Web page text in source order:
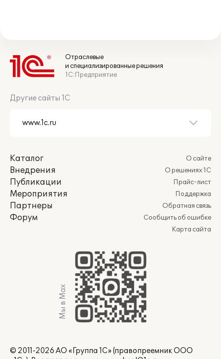
Отраслевые
и специализированные решения
1С:Предприятие
Другие сайты 1С
Каталог
Внедрения
Публикации
Мероприятия
Партнеры
Форум
О сайте
О решениях 1С
Прайс-лист
Поддержка
Обратная связь
Сообщить об ошибке
Карта сайта
Мы в Max
© 2011-2026 АО «Группа 1С» (правопреемник ООО